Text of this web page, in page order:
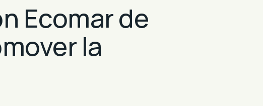
Ecomar de
la